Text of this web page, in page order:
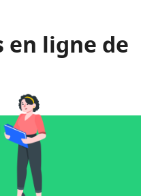
en ligne de